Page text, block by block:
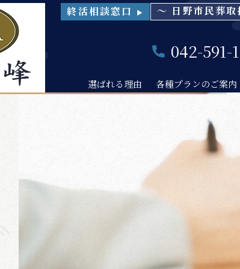
終活相談窓口 ▶ ～ 日野市民葬取
042-591-
選ばれる理由 各種プランのご案内